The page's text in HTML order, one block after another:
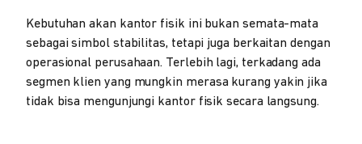
Kebutuhan akan kantor fisik ini bukan semata-mata
sebagai simbol stabilitas, tetapi juga berkaitan dengan
operasional perusahaan. Terlebih lagi, terkadang ada
segmen klien yang mungkin merasa kurang yakin jika
tidak bisa mengunjungi kantor fisik secara langsung.